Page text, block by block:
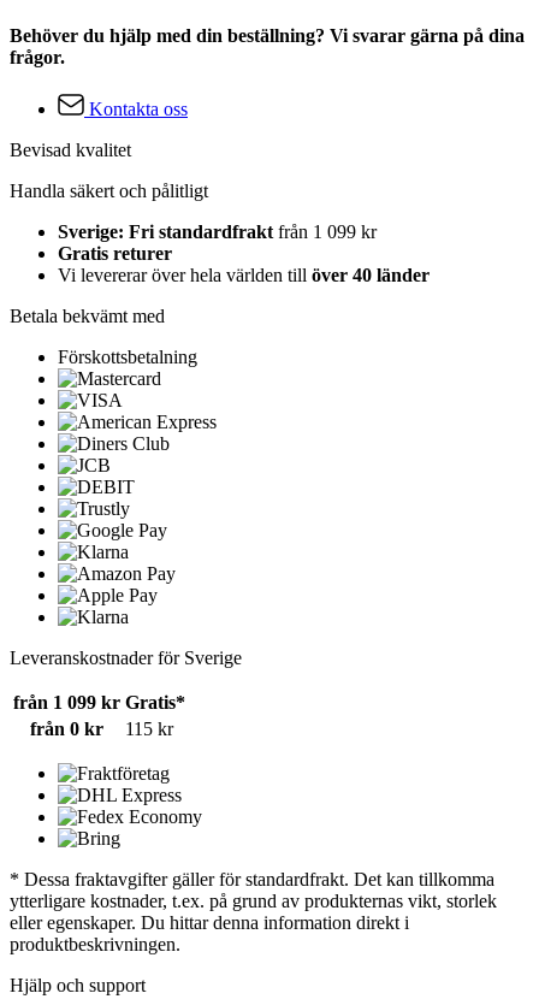
Behöver du hjälp med din beställning? Vi svarar gärna på dina
frågor.
Kontakta oss
Bevisad kvalitet
Handla säkert och pålitligt
Sverige: Fri standardfrakt från 1 099 kr
Gratis returer
Vi levererar över hela världen till över 40 länder
Betala bekvämt med
Förskottsbetalning
Leveranskostnader för Sverige
från 1 099 kr Gratis*
från 0 kr
115 kr
* Dessa fraktavgifter gäller för standardfrakt. Det kan tillkomma
ytterligare kostnader, t.ex. på grund av produkternas vikt, storlek
eller egenskaper. Du hittar denna information direkt i
produktbeskrivningen.
Hjälp och support